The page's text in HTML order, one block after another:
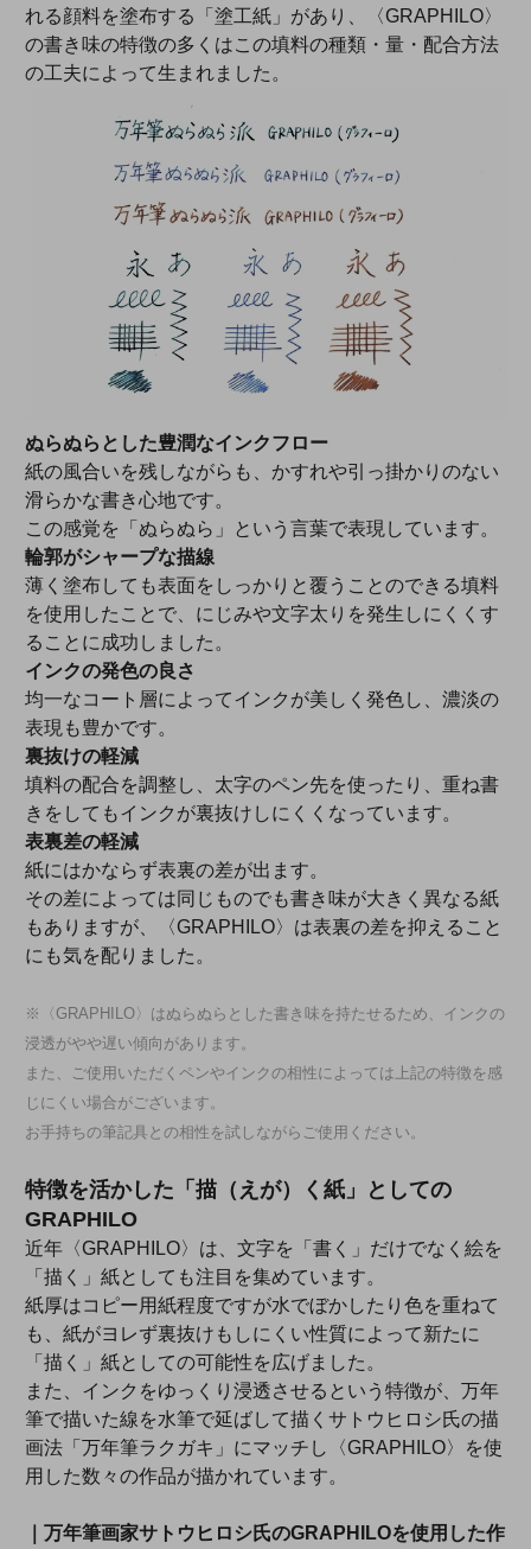
れる顔料を塗布する「塗工紙」があり、〈GRAPHILO〉
の書き味の特徴の多くはこの填料の種類・量・配合方法
の工夫によって生まれました。
ぬらぬらとした豊潤なインクフロー
紙の風合いを残しながらも、かすれや引っ掛かりのない
滑らかな書き心地です。
この感覚を「ぬらぬら」という言葉で表現しています。
輪郭がシャープな描線
薄く塗布しても表面をしっかりと覆うことのできる填料
を使用したことで、にじみや文字太りを発生しにくくす
ることに成功しました。
インクの発色の良さ
均一なコート層によってインクが美しく発色し、濃淡の
表現も豊かです。
裏抜けの軽減
填料の配合を調整し、太字のペン先を使ったり、重ね書
きをしてもインクが裏抜けしにくくなっています。
表裏差の軽減
紙にはかならず表裏の差が出ます。
その差によっては同じものでも書き味が大きく異なる紙
もありますが、〈GRAPHILO〉は表裏の差を抑えること
にも気を配りました。
※〈GRAPHILO〉はぬらぬらとした書き味を持たせるため、インクの
浸透がやや遅い傾向があります。
また、ご使用いただくペンやインクの相性によっては上記の特徴を感
じにくい場合がございます。
お手持ちの筆記具との相性を試しながらご使用ください。
特徴を活かした「描（えが）く紙」としての
GRAPHILO
近年〈GRAPHILO〉は、文字を「書く」だけでなく絵を
「描く」紙としても注目を集めています。
紙厚はコピー用紙程度ですが水でぼかしたり色を重ねて
も、紙がヨレず裏抜けもしにくい性質によって新たに
「描く」紙としての可能性を広げました。
また、インクをゆっくり浸透させるという特徴が、万年
筆で描いた線を水筆で延ばして描くサトウヒロシ氏の描
画法「万年筆ラクガキ」にマッチし〈GRAPHILO〉を使
用した数々の作品が描かれています。
｜万年筆画家サトウヒロシ氏のGRAPHILOを使用した作